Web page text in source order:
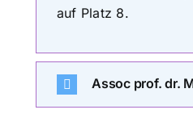
auf Platz 8.
Assoc prof. dr.